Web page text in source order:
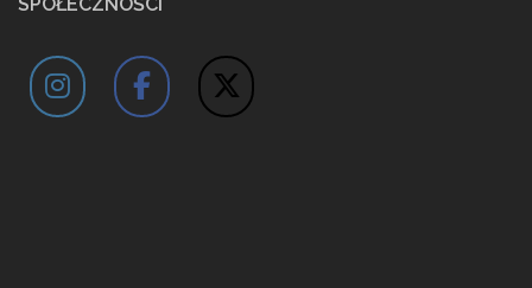
SPOŁECZNOŚCI